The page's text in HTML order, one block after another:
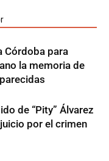
Córdoba para
la memoria de
de “Pity” Álvarez
por el crimen